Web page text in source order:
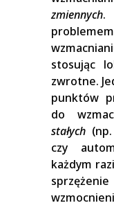
zmiennych.
stosując
zwrotne.
punktów
do
stałych
czy
każdym